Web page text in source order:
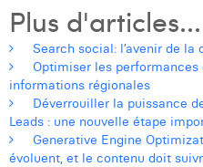
Plus d'articles...
Search social: l’avenir de la
Optimiser les
informations régionales
Déverrouiller la puissance
Leads : une nouvelle étape
Generative Engine
évoluent, et le contenu doit